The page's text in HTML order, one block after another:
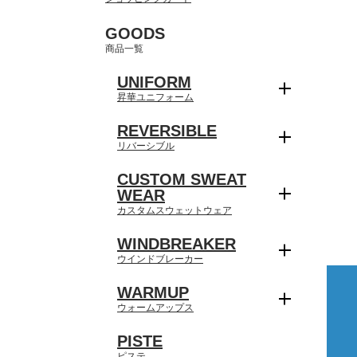
GOODS
商品一覧
UNIFORM
昇華ユニフォーム
REVERSIBLE
リバーシブル
CUSTOM SWEAT
WEAR
カスタムスウェットウェア
WINDBREAKER
ウインドブレーカー
WARMUP
ウォームアップス
PISTE